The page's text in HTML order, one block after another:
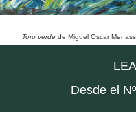
Toro verdede Miguel Oscar
Desde el